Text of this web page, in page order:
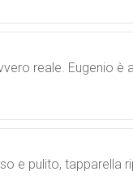
reale. Eugenio è
e pulito, tapparella